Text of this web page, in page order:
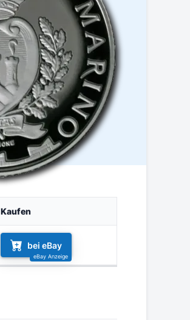
Kaufen
bei eBay